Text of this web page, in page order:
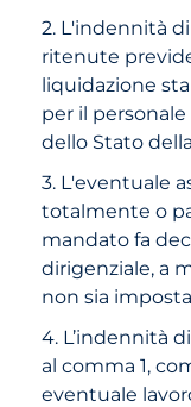
2. L'indennità
ritenute
liquidazione
per il
dello Stato
3. L'eventuale
totalmente o
mandato fa
dirigenziale, a
non sia
4. L’indennità
al comma 1,
eventuale